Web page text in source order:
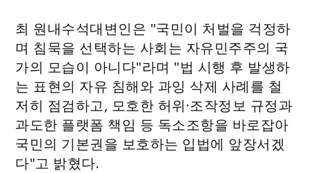
최 원내수석대변인은 "국민이 처벌을 걱정하
며 침묵을 선택하는 사회는 자유민주주의 국
가의 모습이 아니다"라며 "법 시행 후 발생하
는 표현의 자유 침해와 과잉 삭제 사례를 철
저히 점검하고, 모호한 허위·조작정보 규정과
과도한 플랫폼 책임 등 독소조항을 바로잡아
국민의 기본권을 보호하는 입법에 앞장서겠
다"고 밝혔다.